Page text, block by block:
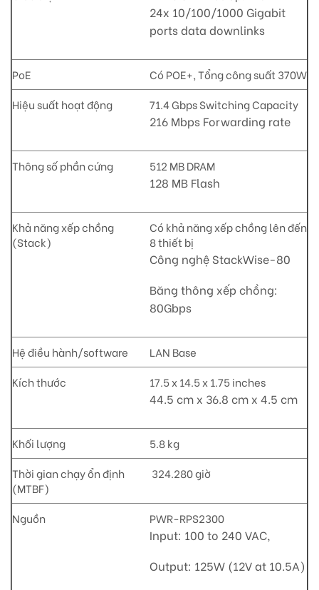
24x 10/100/1000 Gigabit
ports data downlinks
PoE
Có POE+, Tổng công suất 370W
Hiệu suất hoạt động
71.4 Gbps Switching Capacity
216 Mbps Forwarding rate
Thông số phần cứng 512 MB DRAM
128 MB Flash
Khả năng xếp chồng
(Stack)
Có khả năng xếp chồng lên đến
8 thiết bị
Công nghệ StackWise-80
Băng thông xếp chồng:
80Gbps
Hệ điều hành/software
LAN Base
Kích thước
17.5 x 14.5 x 1.75 inches
44.5 cm x 36.8 cm x 4.5 cm
Khối lượng
5.8 kg
Thời gian chạy ổn định
(MTBF)
324.280 giờ
Nguồn PWR-RPS2300
Input: 100 to 240 VAC,
Output: 125W (12V at 10.5A)